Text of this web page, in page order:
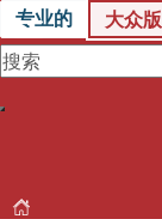
专业的 大众版